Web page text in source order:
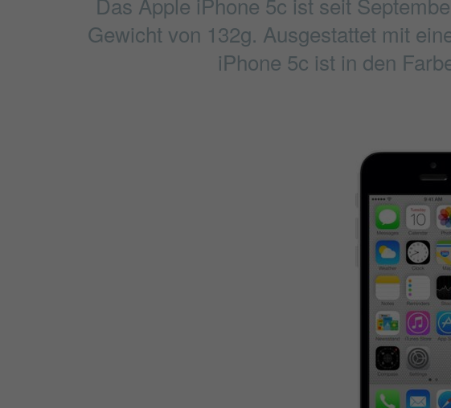
Gewicht von 132g. Ausgestattet mit
iPhone 5c ist in den